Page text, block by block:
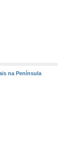
na Península